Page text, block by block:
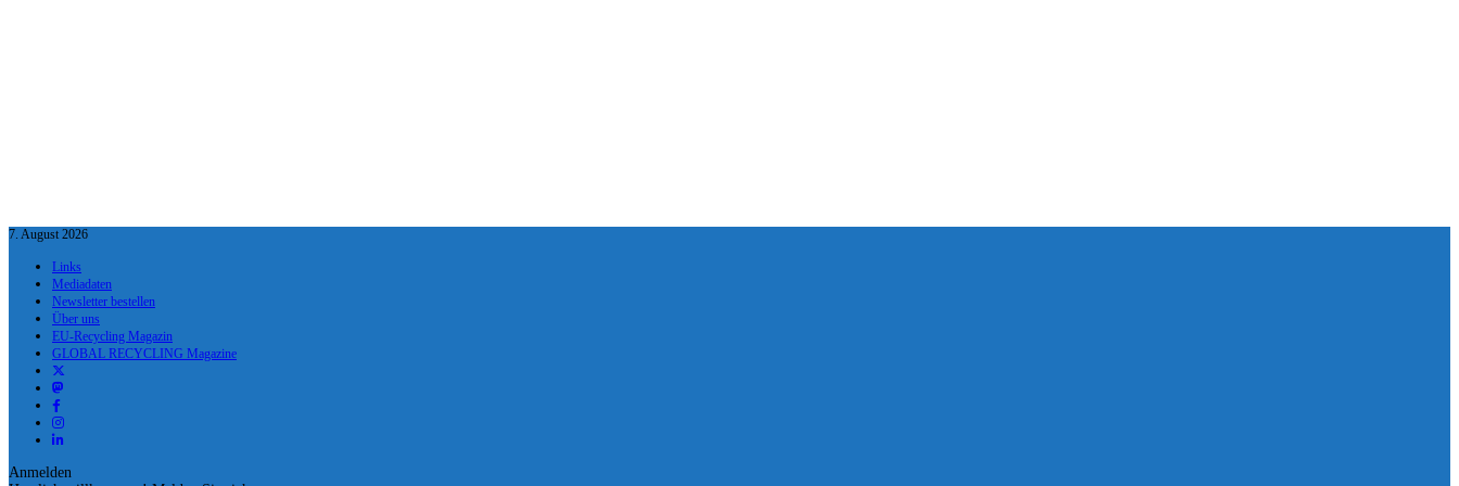
7. August 2026
Links
Mediadaten
Newsletter bestellen
Über uns
EU-Recycling Magazin
GLOBAL RECYCLING Magazine
Anmelden